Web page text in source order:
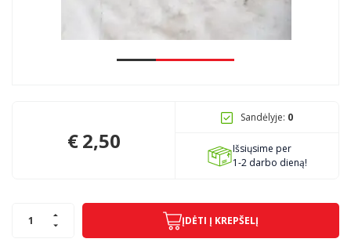
Pagojo k., Uosių g. 124, Kelmės raj.
€2,50
Sandėlyje: 0
Išsiųsime per
1-2 darbo dieną!
ĮDĖTI Į KREPŠELĮ